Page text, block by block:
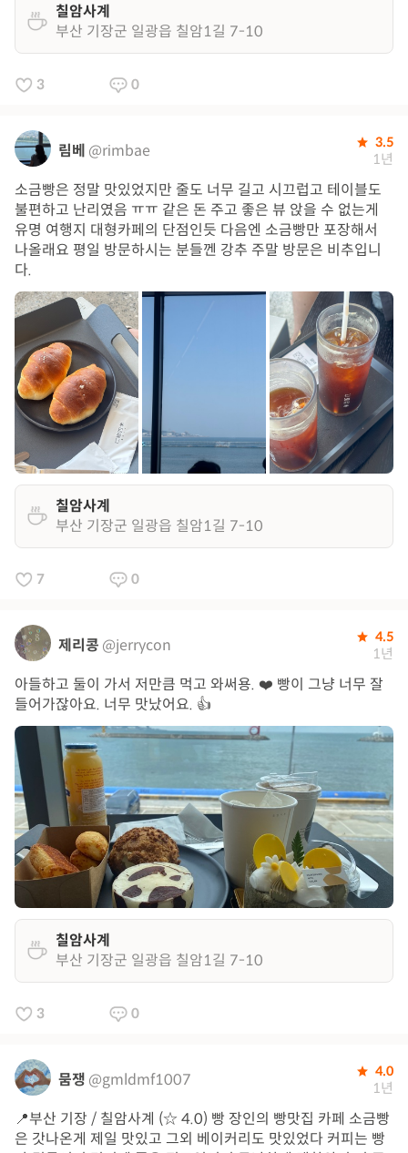
칠암사계
부산 기장군 일광읍 칠암1길 7-10
3 0
림베 @rimbae 3.5
1년
소금빵은 정말 맛있었지만 줄도 너무 길고 시끄럽고 테이블도
불편하고 난리였음 ㅠㅠ 같은 돈 주고 좋은 뷰 앉을 수 없는게
유명 여행지 대형카페의 단점인듯 다음엔 소금빵만 포장해서
나올래요 평일 방문하시는 분들껜 강추 주말 방문은 비추입니
다.
칠암사계
부산 기장군 일광읍 칠암1길 7-10
7 0
제리콩 @jerrycon 4.5
1년
아들하고 둘이 가서 저만큼 먹고 와써용. ❤️ 빵이 그냥 너무 잘
들어가잖아요. 너무 맛났어요. 👍
칠암사계
부산 기장군 일광읍 칠암1길 7-10
3 0
뭄쟁 @gmldmf1007 4.0
1년
📍부산 기장 / 칠암사계 (☆ 4.0) 빵 장인의 빵맛집 카페 소금빵
은 갓나온게 제일 맛있고 그외 베이커리도 맛있었다 커피는 빵